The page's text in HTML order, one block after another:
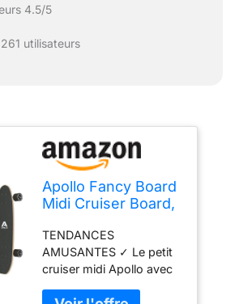
4.5/5
utilisateurs
Apollo Fancy Board
Midi Cruiser Board,
TENDANCES
AMUSANTES ✓ Le petit
cruiser midi Apollo avec